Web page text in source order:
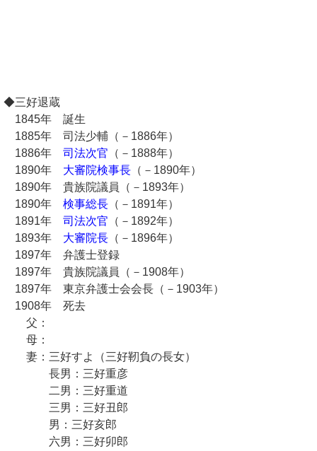
◆三好退蔵
1845年 誕生
1885年 司法少輔（－1886年）
1886年 司法次官 （－1888年）
1890年 大審院検事長（－1890年）
1890年 貴族院議員（－1893年）
1890年 検事総長（－1891年）
1891年 司法次官 （－1892年）
1893年 大審院長（－1896年）
1897年 弁護士登録
1897年 貴族院議員（－1908年）
1897年 東京弁護士会会長（－1903年）
1908年 死去
父：
母：
妻：三好すよ（三好靭負の長女）
長男：三好重彦
二男：三好重道
三男：三好丑郎
男：三好亥郎
六男：三好卯郎